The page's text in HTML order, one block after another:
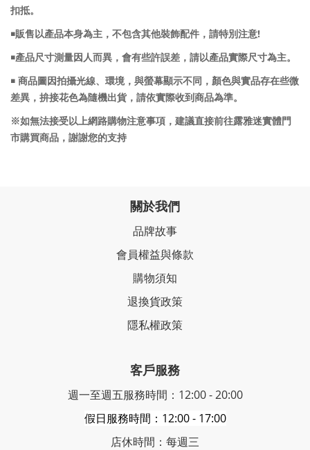
扣抵。
￭販售以產品本身為主，不包含其他裝飾配件，請特別注意!
￭產品尺寸測量因人而異，會有些許誤差，請以產品實際尺寸為主。
￭ 商品圖因拍攝光線、環境，與螢幕顯示不同，顏色與實品存在些微
差異，拚接花色為隨機出貨，請依實際收到商品為準。
※如無法接受以上網路購物注意事項，建議直接前往露雅迷實體門
市購買商品，謝謝您的支持
關於我們
品牌故事
會員權益與條款
購物須知
退換貨政策
隱私權政策
客戶服務
週一至週五服務時間：12:00 - 20:00
假日服務時間：12:00 - 17:00
店休時間：每週三